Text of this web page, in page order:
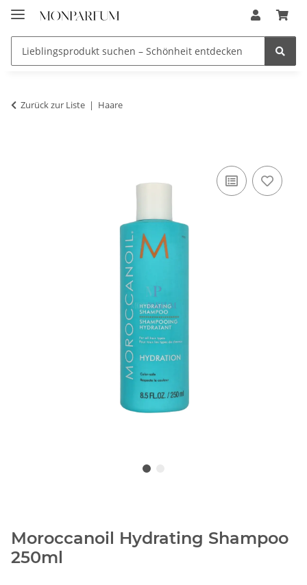
Zurück zur Liste Haare
Moroccanoil Hydrating Shampoo
250ml